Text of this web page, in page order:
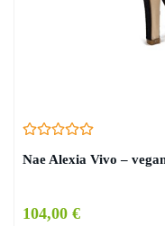
Nae Alexia Vivo –
104,00 €